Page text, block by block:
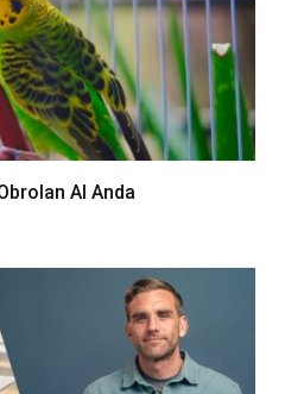
AI Anda